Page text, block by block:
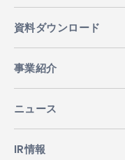
資料ダウンロード
事業紹介
ニュース
IR情報